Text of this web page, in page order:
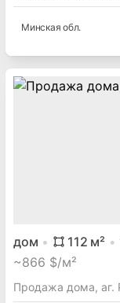
Минская обл.
дом 112 м²
~866 $/м²
Продажа дома, аг.